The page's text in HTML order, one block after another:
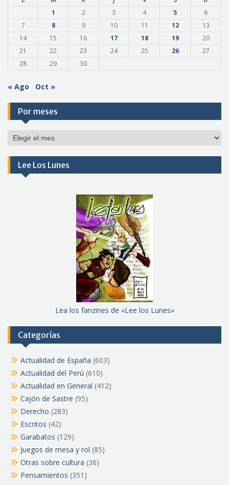
1
2 3 4 5
6
7
8 9 10 11 12
13
14
15 16 17 18 19
20
21
22 23 24 25 26
27
28
29 30
« Ago Oct »
Por meses
Por
Lee Los Lunes
Lea los fanzines de «Lee los Lunes»
Categorías
Actualidad de España (603)
Actualidad del Perú (610)
Actualidad en General (412)
Cajón de Sastre (95)
Derecho (283)
Escritos (42)
Garabatos (129)
Juegos de mesa y rol (85)
Otras sobre cultura (36)
Pensamientos (351)